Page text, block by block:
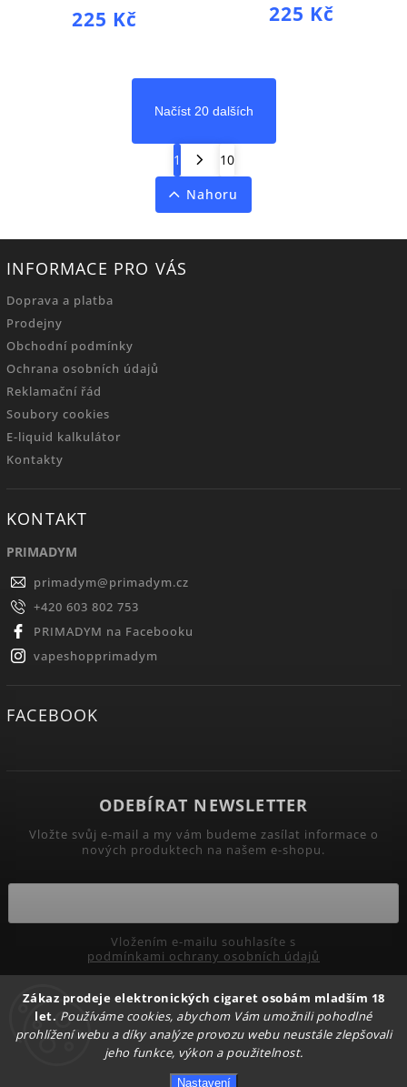
Zákaz prodeje elektronických cigaret osobám mladším 18
let. Používáme cookies, abychom Vám umožnili pohodlné
prohlížení webu a díky analýze provozu webu neustále zlepšovali
jeho funkce, výkon a použitelnost.
Nastavení
225 Kč 225 Kč
Načíst 20 dalších
1
10
Nahoru
INFORMACE PRO VÁS
Doprava a platba
Prodejny
Obchodní podmínky
Ochrana osobních údajů
Reklamační řád
Soubory cookies
E-liquid kalkulátor
Kontakty
KONTAKT
PRIMADYM
primadym@primadym.cz
+420 603 802 753
PRIMADYM na Facebooku
vapeshopprimadym
FACEBOOK
ODEBÍRAT NEWSLETTER
Vložte svůj e-mail a my vám budeme zasílat informace o
nových produktech na našem e-shopu.
podmínkami ochrany osobních údajů
Přihlásit se